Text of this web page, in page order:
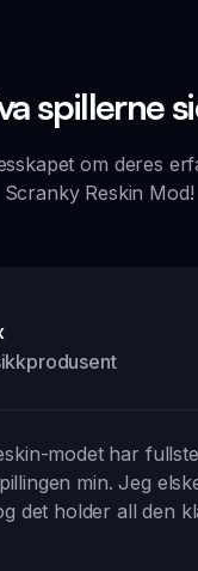
spillerne
om deres
Scranky Reskin Mod!
modet har
min. Jeg
det holder all den